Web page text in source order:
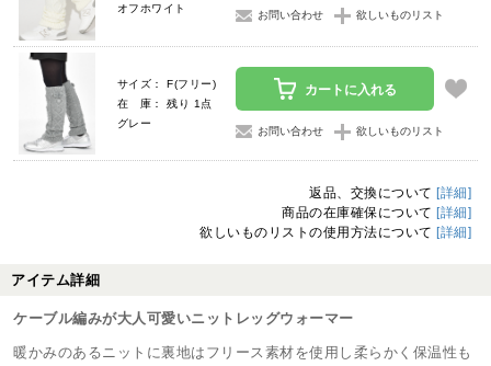
オフホワイト
お問い合わせ 欲しいものリスト
サイズ： F(フリー)
在 庫： 残り 1点
グレー
カートに入れる
お問い合わせ 欲しいものリスト
返品、交換について [詳細]
商品の在庫確保について [詳細]
欲しいものリストの使用方法について [詳細]
アイテム詳細
ケーブル編みが大人可愛いニットレッグウォーマー
暖かみのあるニットに裏地はフリース素材を使用し柔らかく保温性も